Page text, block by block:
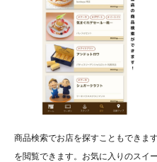
商品検索でお店を探すこともできま
を閲覧できます。お気に入りのスイ